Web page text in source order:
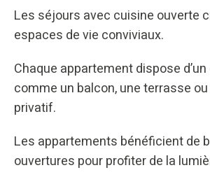
Les séjours avec cuisine ouverte
espaces de vie conviviaux.
Chaque appartement dispose
comme un balcon, une terrasse
privatif.
Les appartements bénéficient de
ouvertures pour profiter de la